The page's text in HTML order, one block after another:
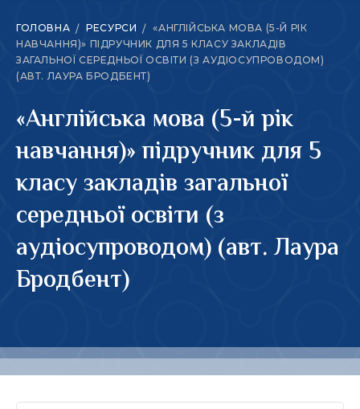
ГОЛОВНА РЕСУРСИ
«АНГЛІЙСЬКА МОВА (5-Й РІК
НАВЧАННЯ)» ПІДРУЧНИК ДЛЯ 5 КЛАСУ ЗАКЛАДІВ
ЗАГАЛЬНОЇ СЕРЕДНЬОЇ ОСВІТИ (З АУДІОСУПРОВОДОМ)
(АВТ. ЛАУРА БРОДБЕНТ)
«Англійська мова (5-й рік
навчання)» підручник для 5
класу закладів загальної
середньої освіти (з
аудіосупроводом) (авт. Лаура
Бродбент)